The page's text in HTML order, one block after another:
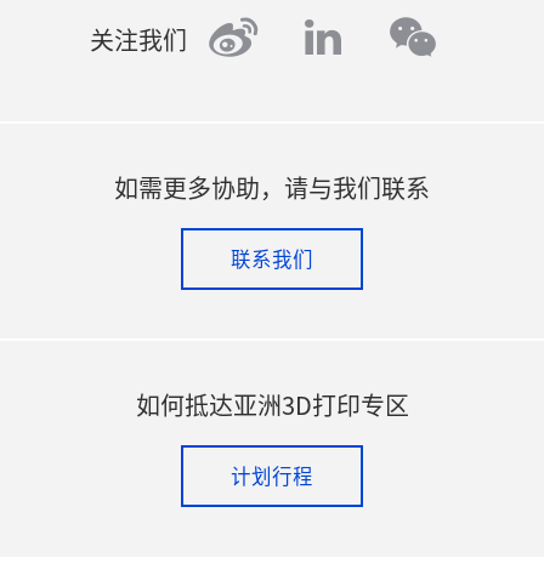
关注我们 weibolinkedinwechat
如需更多协助，请与我们联系
联系我们
如何抵达亚洲3D打印专区
计划行程